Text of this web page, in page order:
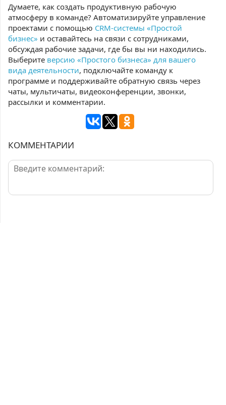
Думаете, как создать продуктивную рабочую
атмосферу в команде? Автоматизируйте управление
проектами с помощью CRM-системы «Простой
бизнес» и оставайтесь на связи с сотрудниками,
обсуждая рабочие задачи, где бы вы ни находились.
Выберите версию «Простого бизнеса» для вашего
вида деятельности, подключайте команду к
программе и поддерживайте обратную связь через
чаты, мультичаты, видеоконференции, звонки,
рассылки и комментарии.
КОММЕНТАРИИ